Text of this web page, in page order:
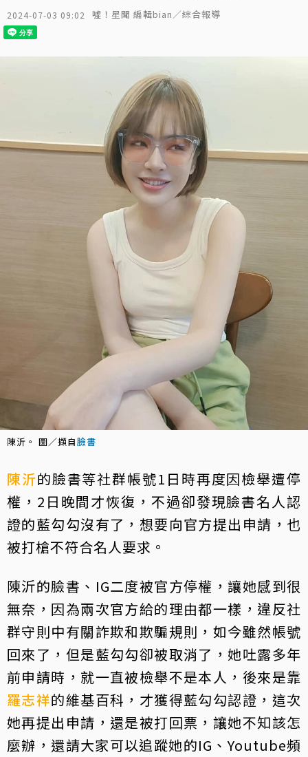
2024-07-03 09:02 噓！星聞 編輯bian／綜合報導
陳沂。 圖／擷自臉書
陳沂的臉書等社群帳號1日時再度因檢舉遭停
權，2日晚間才恢復，不過卻發現臉書名人認
證的藍勾勾沒有了，想要向官方提出申請，也
被打槍不符合名人要求。
陳沂的臉書、IG二度被官方停權，讓她感到很
無奈，因為兩次官方給的理由都一樣，違反社
群守則中有關詐欺和欺騙規則，如今雖然帳號
回來了，但是藍勾勾卻被取消了，她吐露多年
前申請時，就一直被檢舉不是本人，後來是靠
羅志祥的維基百科，才獲得藍勾勾認證，這次
她再提出申請，還是被打回票，讓她不知該怎
麼辦，還請大家可以追蹤她的IG、Youtube頻